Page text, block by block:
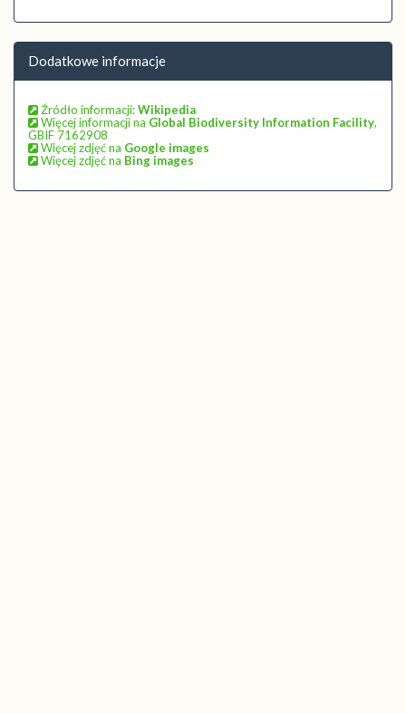
Dodatkowe informacje
Źródło informacji:Wikipedia
Więcej informacji na Global Biodiversity Information Facility,
GBIF 7162908
Więcej zdjęć na Google images
Więcej zdjęć na Bing images